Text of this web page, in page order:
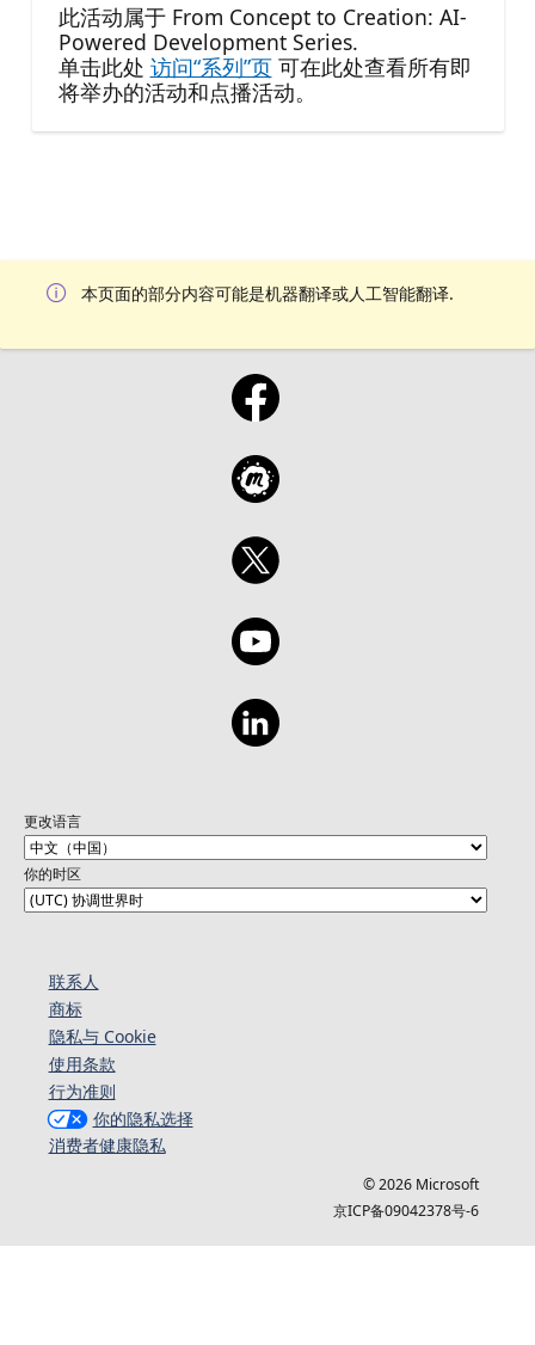
此活动属于 From Concept to Creation: AI-
Powered Development Series.
单击此处 访问“系列”页可在此处查看所有即
将举办的活动和点播活动。
本页面的部分内容可能是机器翻译或人工智能翻译.
更改语言
你的时区
联系人
商标
隐私与 Cookie
使用条款
行为准则
你的隐私选择
消费者健康隐私
© 2026 Microsoft
京ICP备09042378号-6